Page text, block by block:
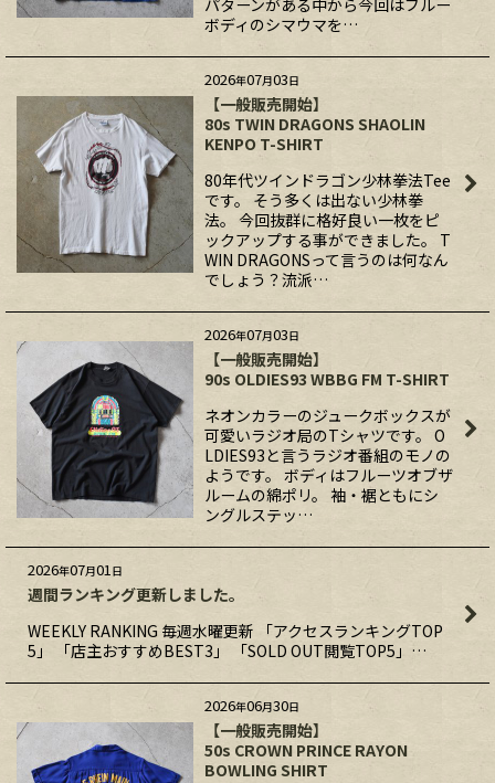
パターンがある中から今回はブルー
ボディのシマウマを…
2026年07月03日
【一般販売開始】
80s TWIN DRAGONS SHAOLIN
KENPO T-SHIRT
80年代ツインドラゴン少林拳法Tee
です。 そう多くは出ない少林拳
法。 今回抜群に格好良い一枚をピ
ックアップする事ができました。 T
WIN DRAGONSって言うのは何なん
でしょう？流派…
2026年07月03日
【一般販売開始】
90s OLDIES93 WBBG FM T-SHIRT
ネオンカラーのジュークボックスが
可愛いラジオ局のTシャツです。 O
LDIES93と言うラジオ番組のモノの
ようです。 ボディはフルーツオブザ
ルームの綿ポリ。 袖・裾ともにシ
ングルステッ…
2026年07月01日
週間ランキング更新しました。
WEEKLY RANKING 毎週水曜更新 「アクセスランキングTOP
5」 「店主おすすめBEST3」 「SOLD OUT閲覧TOP5」…
2026年06月30日
【一般販売開始】
50s CROWN PRINCE RAYON
BOWLING SHIRT